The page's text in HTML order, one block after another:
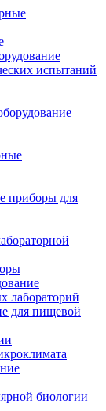
испытаний
приборы для
лабораторий
для пищевой
биологии